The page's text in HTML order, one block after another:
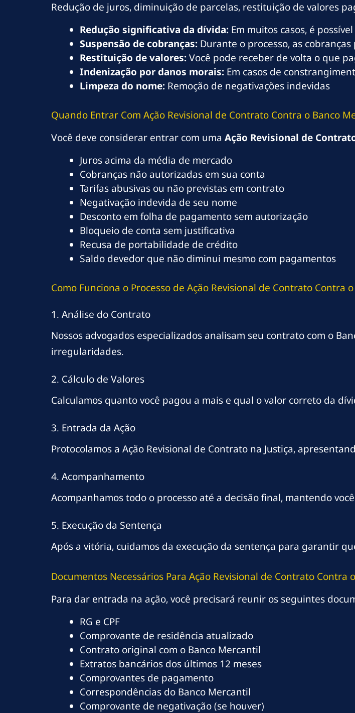
Redução de juros, diminuição de parcelas, restituição de valores
Redução significativa da dívida: Em muitos casos, é
Suspensão de cobranças: Durante o processo, as
Restituição de valores:Você pode receber de volta o que
Indenização por danos morais: Em casos de
Limpeza do nome: Remoção de negativações indevidas
Quando Entrar Com Ação Revisional de Contrato Contra o Banco
Você deve considerar entrar com uma Ação Revisional de
Juros acima da média de mercado
Cobranças não autorizadas em sua conta
Tarifas abusivas ou não previstas em contrato
Negativação indevida de seu nome
Desconto em folha de pagamento sem autorização
Bloqueio de conta sem justificativa
Recusa de portabilidade de crédito
Saldo devedor que não diminui mesmo com pagamentos
Como Funciona o Processo de Ação Revisional de Contrato Contra
1. Análise do Contrato
Nossos advogados especializados analisam seu contrato com o
irregularidades.
2. Cálculo de Valores
Calculamos quanto você pagou a mais e qual o valor correto da
3. Entrada da Ação
Protocolamos a Ação Revisional de Contrato na Justiça,
4. Acompanhamento
Acompanhamos todo o processo até a decisão final, mantendo
5. Execução da Sentença
Após a vitória, cuidamos da execução da sentença para garantir
Documentos Necessários Para Ação Revisional de Contrato Contra
Para dar entrada na ação, você precisará reunir os seguintes
RG e CPF
Comprovante de residência atualizado
Contrato original com o Banco Mercantil
Extratos bancários dos últimos 12 meses
Comprovantes de pagamento
Correspondências do Banco Mercantil
Comprovante de negativação (se houver)